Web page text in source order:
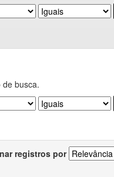
busca.
registros por